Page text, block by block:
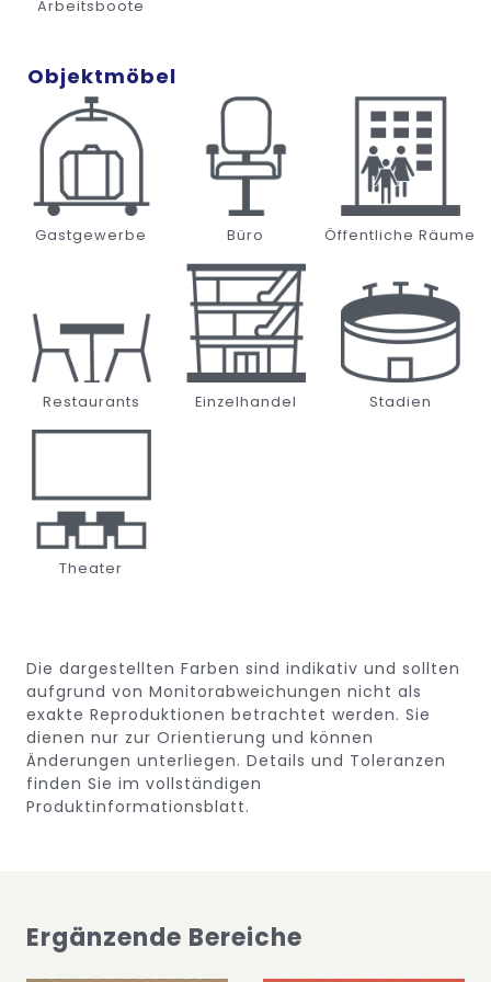
Arbeitsboote
Objektmöbel
Gastgewerbe Büro Öffentliche Räume
Restaurants Einzelhandel Stadien
Theater
Die dargestellten Farben sind indikativ und sollten
aufgrund von Monitorabweichungen nicht als
exakte Reproduktionen betrachtet werden. Sie
dienen nur zur Orientierung und können
Änderungen unterliegen. Details und Toleranzen
finden Sie im vollständigen
Produktinformationsblatt.
Ergänzende Bereiche